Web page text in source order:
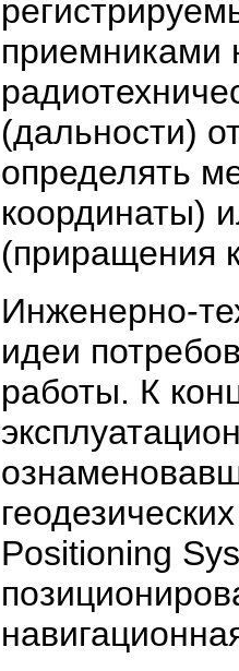
приемниками
(дальности)
определять
координаты)
(приращения
Инженерно-
идеи
работы. К
Positioning